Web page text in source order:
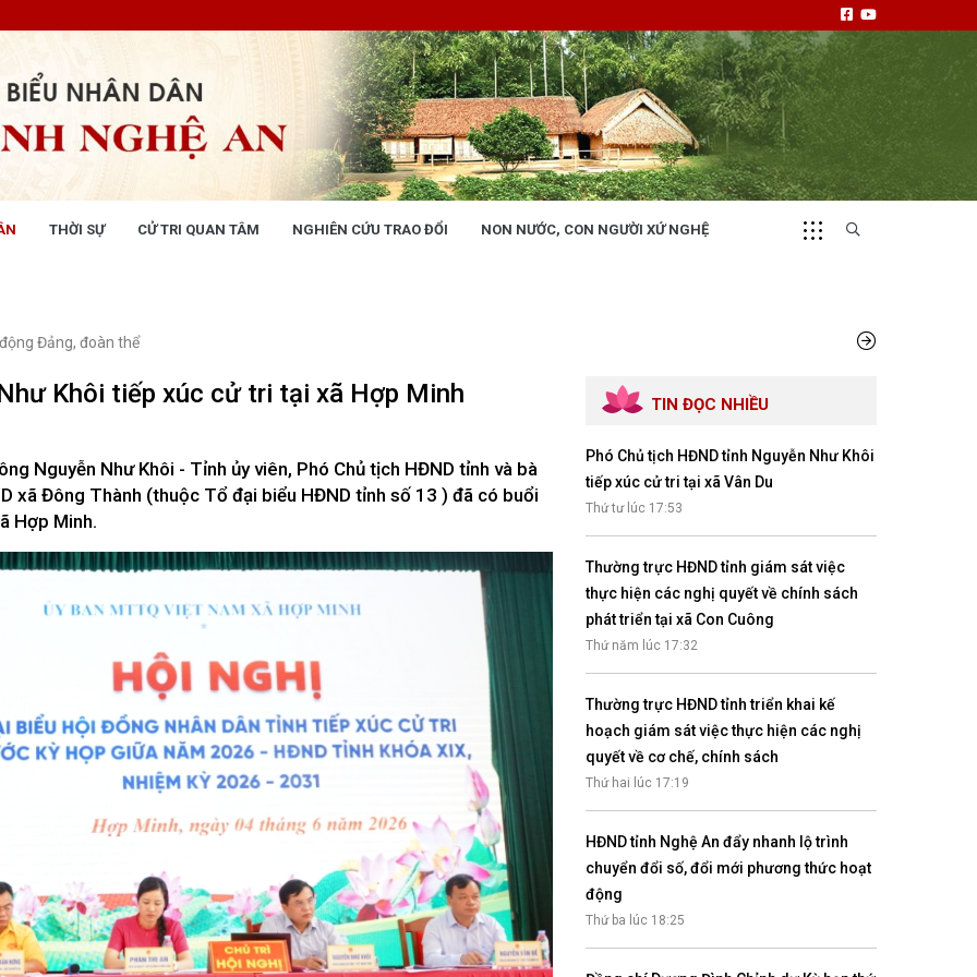
THỜI SỰ CỬ TRI QUAN TÂM NGHIÊN CỨU TRAO ĐỔI NON NƯỚC, CON NGƯỜI XỨ NGHỆ
Đảng, đoàn thể
sát, khảo sát
DỰNG CHÍNH SÁCH,
dựng Chính Sách, Pháp Luật
XÂY DỰNG NÔNG THÔN MỚI
Xây dựng nông thôn mới
NHỊP CẦU ĐẦU TƯ
Nhịp cầu đầu tư
CON NGƯỜI XỨ NGHỆ
con người xứ Nghệ
xứ Nghệ
Tây Nghệ An - tiềm năng và
phát triển
Nghệ
Nhìn ra tỉnh bạn, xã bạn
VĂN HỌC - NGHỆ THUẬT
THƯƠNG HIỆU
thương hiệu
LIÊN KẾT NGOÀI
Youtube ĐBND tỉnh Nghệ An
Fanpage ĐBND tỉnh Nghệ An
Cổng thông tin điện tử tỉnh Nghệ An
Cổng thông tin điện tử Quốc hội
Cơ sở dữ liệu quốc gia về văn bản pháp
Đảng, đoàn thể
Khôi tiếp xúc cử tri tại xã Hợp Minh
Nguyễn Như Khôi - Tỉnh ủy viên, Phó Chủ tịch HĐND tỉnh và bà
xã Đông Thành (thuộc Tổ đại biểu HĐND tỉnh số 13 ) đã có buổi
Hợp Minh.
TIN ĐỌC NHIỀU
Phó Chủ tịch HĐND tỉnh Nguyễn Như Khôi
tiếp xúc cử tri tại xã Vân Du
Thứ tư lúc 17:53
Thường trực HĐND tỉnh giám sát việc
thực hiện các nghị quyết về chính sách
phát triển tại xã Con Cuông
Thứ năm lúc 17:32
Thường trực HĐND tỉnh triển khai kế
hoạch giám sát việc thực hiện các nghị
quyết về cơ chế, chính sách
Thứ hai lúc 17:19
HĐND tỉnh Nghệ An đẩy nhanh lộ trình
chuyển đổi số, đổi mới phương thức hoạt
động
Thứ ba lúc 18:25